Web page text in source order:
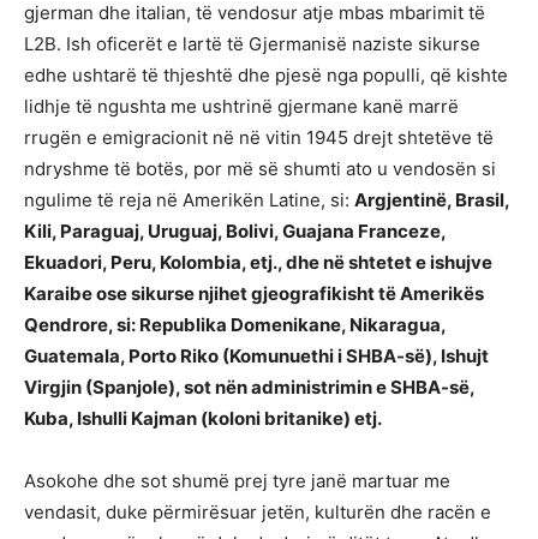
gjerman dhe italian, të vendosur atje mbas mbarimit të
L2B. Ish oficerët e lartë të Gjermanisë naziste sikurse
edhe ushtarë të thjeshtë dhe pjesë nga populli, që kishte
lidhje të ngushta me ushtrinë gjermane kanë marrë
rrugën e emigracionit në në vitin 1945 drejt shtetëve të
ndryshme të botës, por më së shumti ato u vendosën si
ngulime të reja në Amerikën Latine, si: Argjentinë, Brasil,
Kili, Paraguaj, Uruguaj, Bolivi, Guajana Franceze,
Ekuadori, Peru, Kolombia, etj., dhe në shtetet e ishujve
Karaibe ose sikurse njihet gjeografikisht të Amerikës
Qendrore, si: Republika Domenikane, Nikaragua,
Guatemala, Porto Riko (Komunuethi i SHBA-së), Ishujt
Virgjin (Spanjole), sot nën administrimin e SHBA-së,
Kuba, Ishulli Kajman (koloni britanike) etj.
Asokohe dhe sot shumë prej tyre janë martuar me
vendasit, duke përmirësuar jetën, kulturën dhe racën e